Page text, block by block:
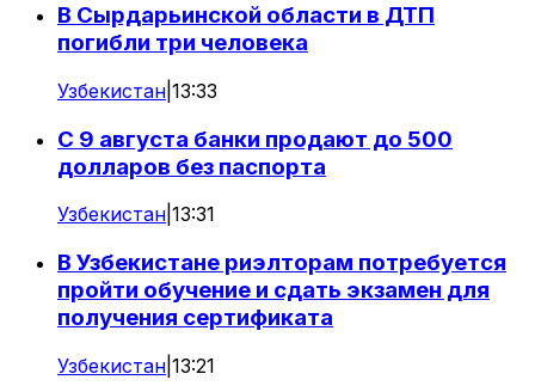
В Сырдарьинской области в ДТП
погибли три человека
Узбекистан 13:33
С 9 августа банки продают до 500
долларов без паспорта
Узбекистан 13:31
В Узбекистане риэлторам потребуется
пройти обучение и сдать экзамен для
получения сертификата
Узбекистан 13:21